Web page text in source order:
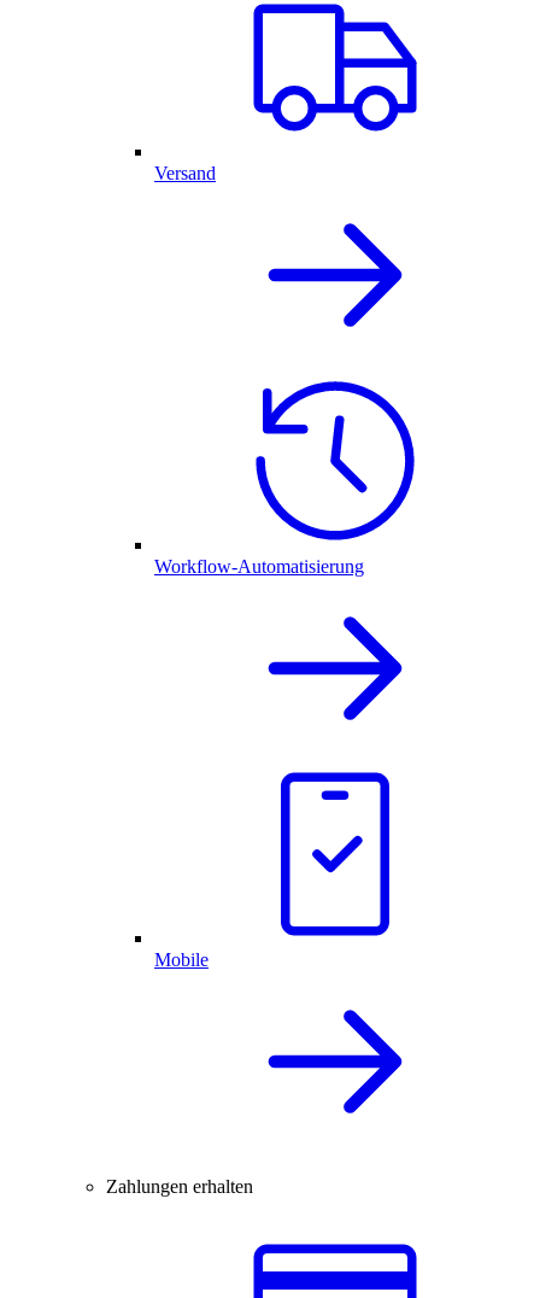
Versand
Workflow-Automatisierung
Mobile
Zahlungen erhalten